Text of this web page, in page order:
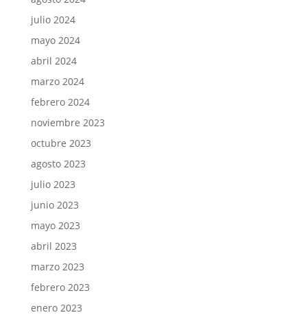
julio 2024
mayo 2024
abril 2024
marzo 2024
febrero 2024
noviembre 2023
octubre 2023
agosto 2023
julio 2023
junio 2023
mayo 2023
abril 2023
marzo 2023
febrero 2023
enero 2023